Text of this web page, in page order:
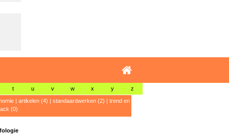
t u v w x y z
| artikelen (4) | standaardwerken (2) | trend en
(0)